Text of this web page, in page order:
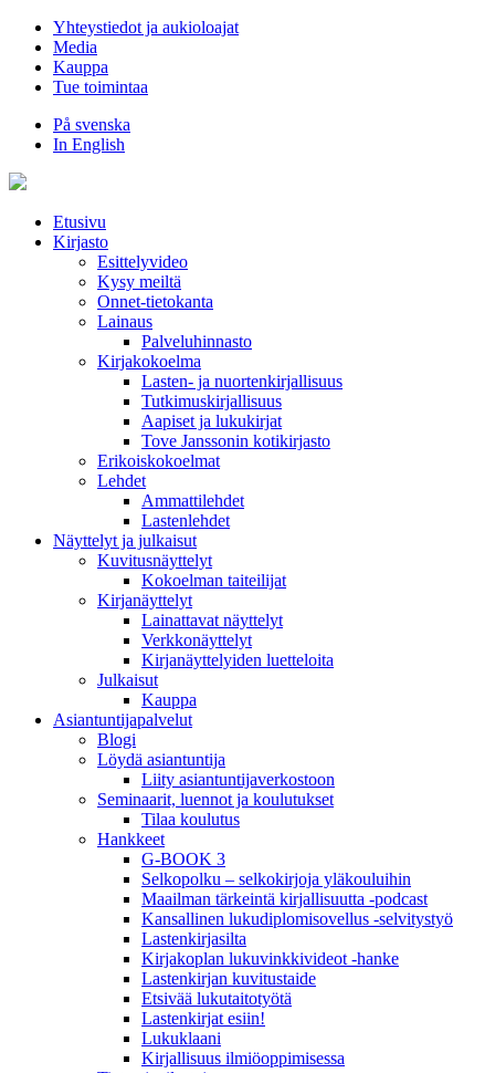
Hyppää
sisältöön
Yhteystiedot ja aukioloajat
Media
Kauppa
Tue toimintaa
På svenska
In English
Etusivu
Kirjasto
Esittelyvideo
Kysy meiltä
Onnet-tietokanta
Lainaus
Palveluhinnasto
Kirjakokoelma
Lasten- ja nuortenkirjallisuus
Tutkimuskirjallisuus
Aapiset ja lukukirjat
Tove Janssonin kotikirjasto
Erikoiskokoelmat
Lehdet
Ammattilehdet
Lastenlehdet
Näyttelyt ja julkaisut
Kuvitusnäyttelyt
Kokoelman taiteilijat
Kirjanäyttelyt
Lainattavat näyttelyt
Verkkonäyttelyt
Kirjanäyttelyiden luetteloita
Julkaisut
Kauppa
Asiantuntija­palvelut
Blogi
Löydä asiantuntija
Liity asiantuntijaverkostoon
Seminaarit, luennot ja koulutukset
Tilaa koulutus
Hankkeet
G-BOOK 3
Selkopolku – selkokirjoja yläkouluihin
Maailman tärkeintä kirjallisuutta -podcast
Kansallinen lukudiplomisovellus -selvitystyö
Lastenkirjasilta
Kirjakoplan lukuvinkkivideot -hanke
Lastenkirjan kuvitustaide
Etsivää lukutaitotyötä
Lastenkirjat esiin!
Lukuklaani
Kirjallisuus ilmiöoppimisessa